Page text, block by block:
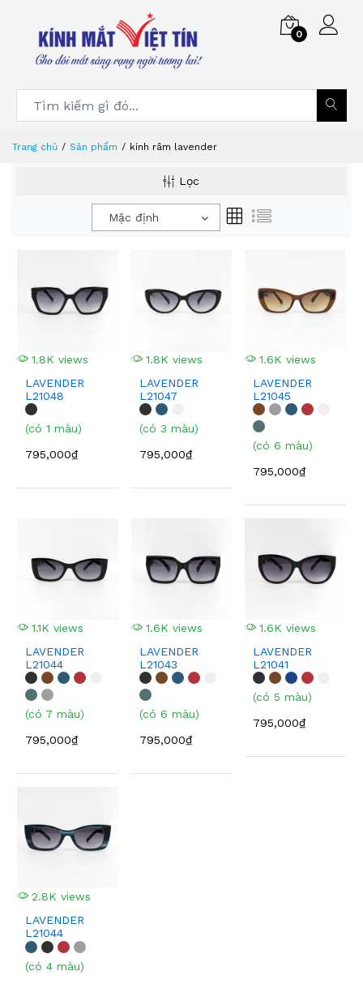
0
Trang chủ Sản phẩm kính râm lavender
Lọc
Mặc định
1.8K views
LAVENDER
L21048
(có 1 màu)
795,000₫
1.8K views
LAVENDER
L21047
(có 3 màu)
795,000₫
1.6K views
LAVENDER
L21045
(có 6 màu)
795,000₫
1.1K views
LAVENDER
L21044
(có 7 màu)
795,000₫
1.6K views
LAVENDER
L21043
(có 6 màu)
795,000₫
1.6K views
LAVENDER
L21041
(có 5 màu)
795,000₫
2.8K views
LAVENDER
L21044
(có 4 màu)